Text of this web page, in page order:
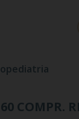
COMPR.